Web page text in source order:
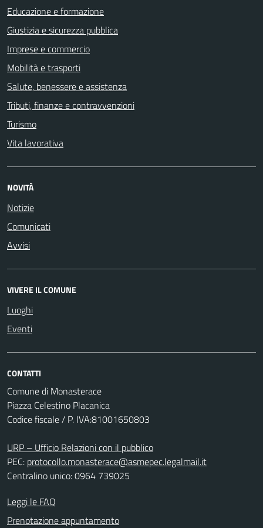
Educazione e formazione
Giustizia e sicurezza pubblica
Imprese e commercio
Mobilità e trasporti
Salute, benessere e assistenza
Tributi, finanze e contravvenzioni
Turismo
Vita lavorativa
NOVITÀ
Notizie
Comunicati
Avvisi
VIVERE IL COMUNE
Luoghi
Eventi
CONTATTI
Comune di Monasterace
Piazza Celestino Placanica
Codice fiscale / P. IVA:81001650803
URP – Ufficio Relazioni con il pubblico
PEC: protocollo.monasterace@asmepec.legalmail.it
Centralino unico: 0964 739025
Leggi le FAQ
Prenotazione appuntamento